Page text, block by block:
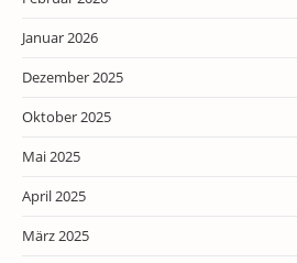
Januar 2026
Dezember 2025
Oktober 2025
Mai 2025
April 2025
März 2025